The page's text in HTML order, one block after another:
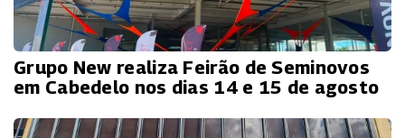
Grupo New realiza Feirão de Seminovos
em Cabedelo nos dias 14 e 15 de agosto